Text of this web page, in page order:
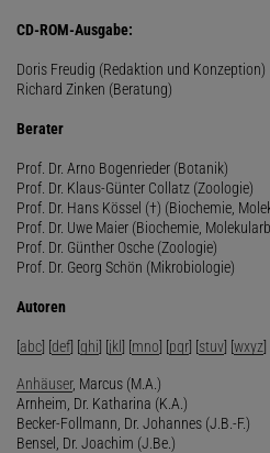
CD-ROM-Ausgabe:
Doris Freudig (Redaktion und Konzeption)
Richard Zinken (Beratung)
Berater
Prof. Dr. Arno Bogenrieder (Botanik)
Prof. Dr. Klaus-Günter Collatz (Zoologie)
Prof. Dr. Hans Kössel (†) (Biochemie,
Prof. Dr. Uwe Maier (Biochemie,
Prof. Dr. Günther Osche (Zoologie)
Prof. Dr. Georg Schön (Mikrobiologie)
Autoren
[abc] [def] [ghi] [jkl] [mno] [pqr] [stuv] [wxyz]
Anhäuser, Marcus (M.A.)
Arnheim, Dr. Katharina (K.A.)
Becker-Follmann, Dr. Johannes (J.B.-F.)
Bensel, Dr. Joachim (J.Be.)